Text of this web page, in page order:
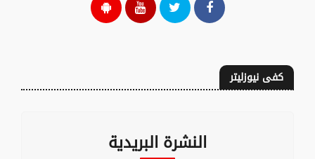
كفى نيوزليتر
النشرة البريدية